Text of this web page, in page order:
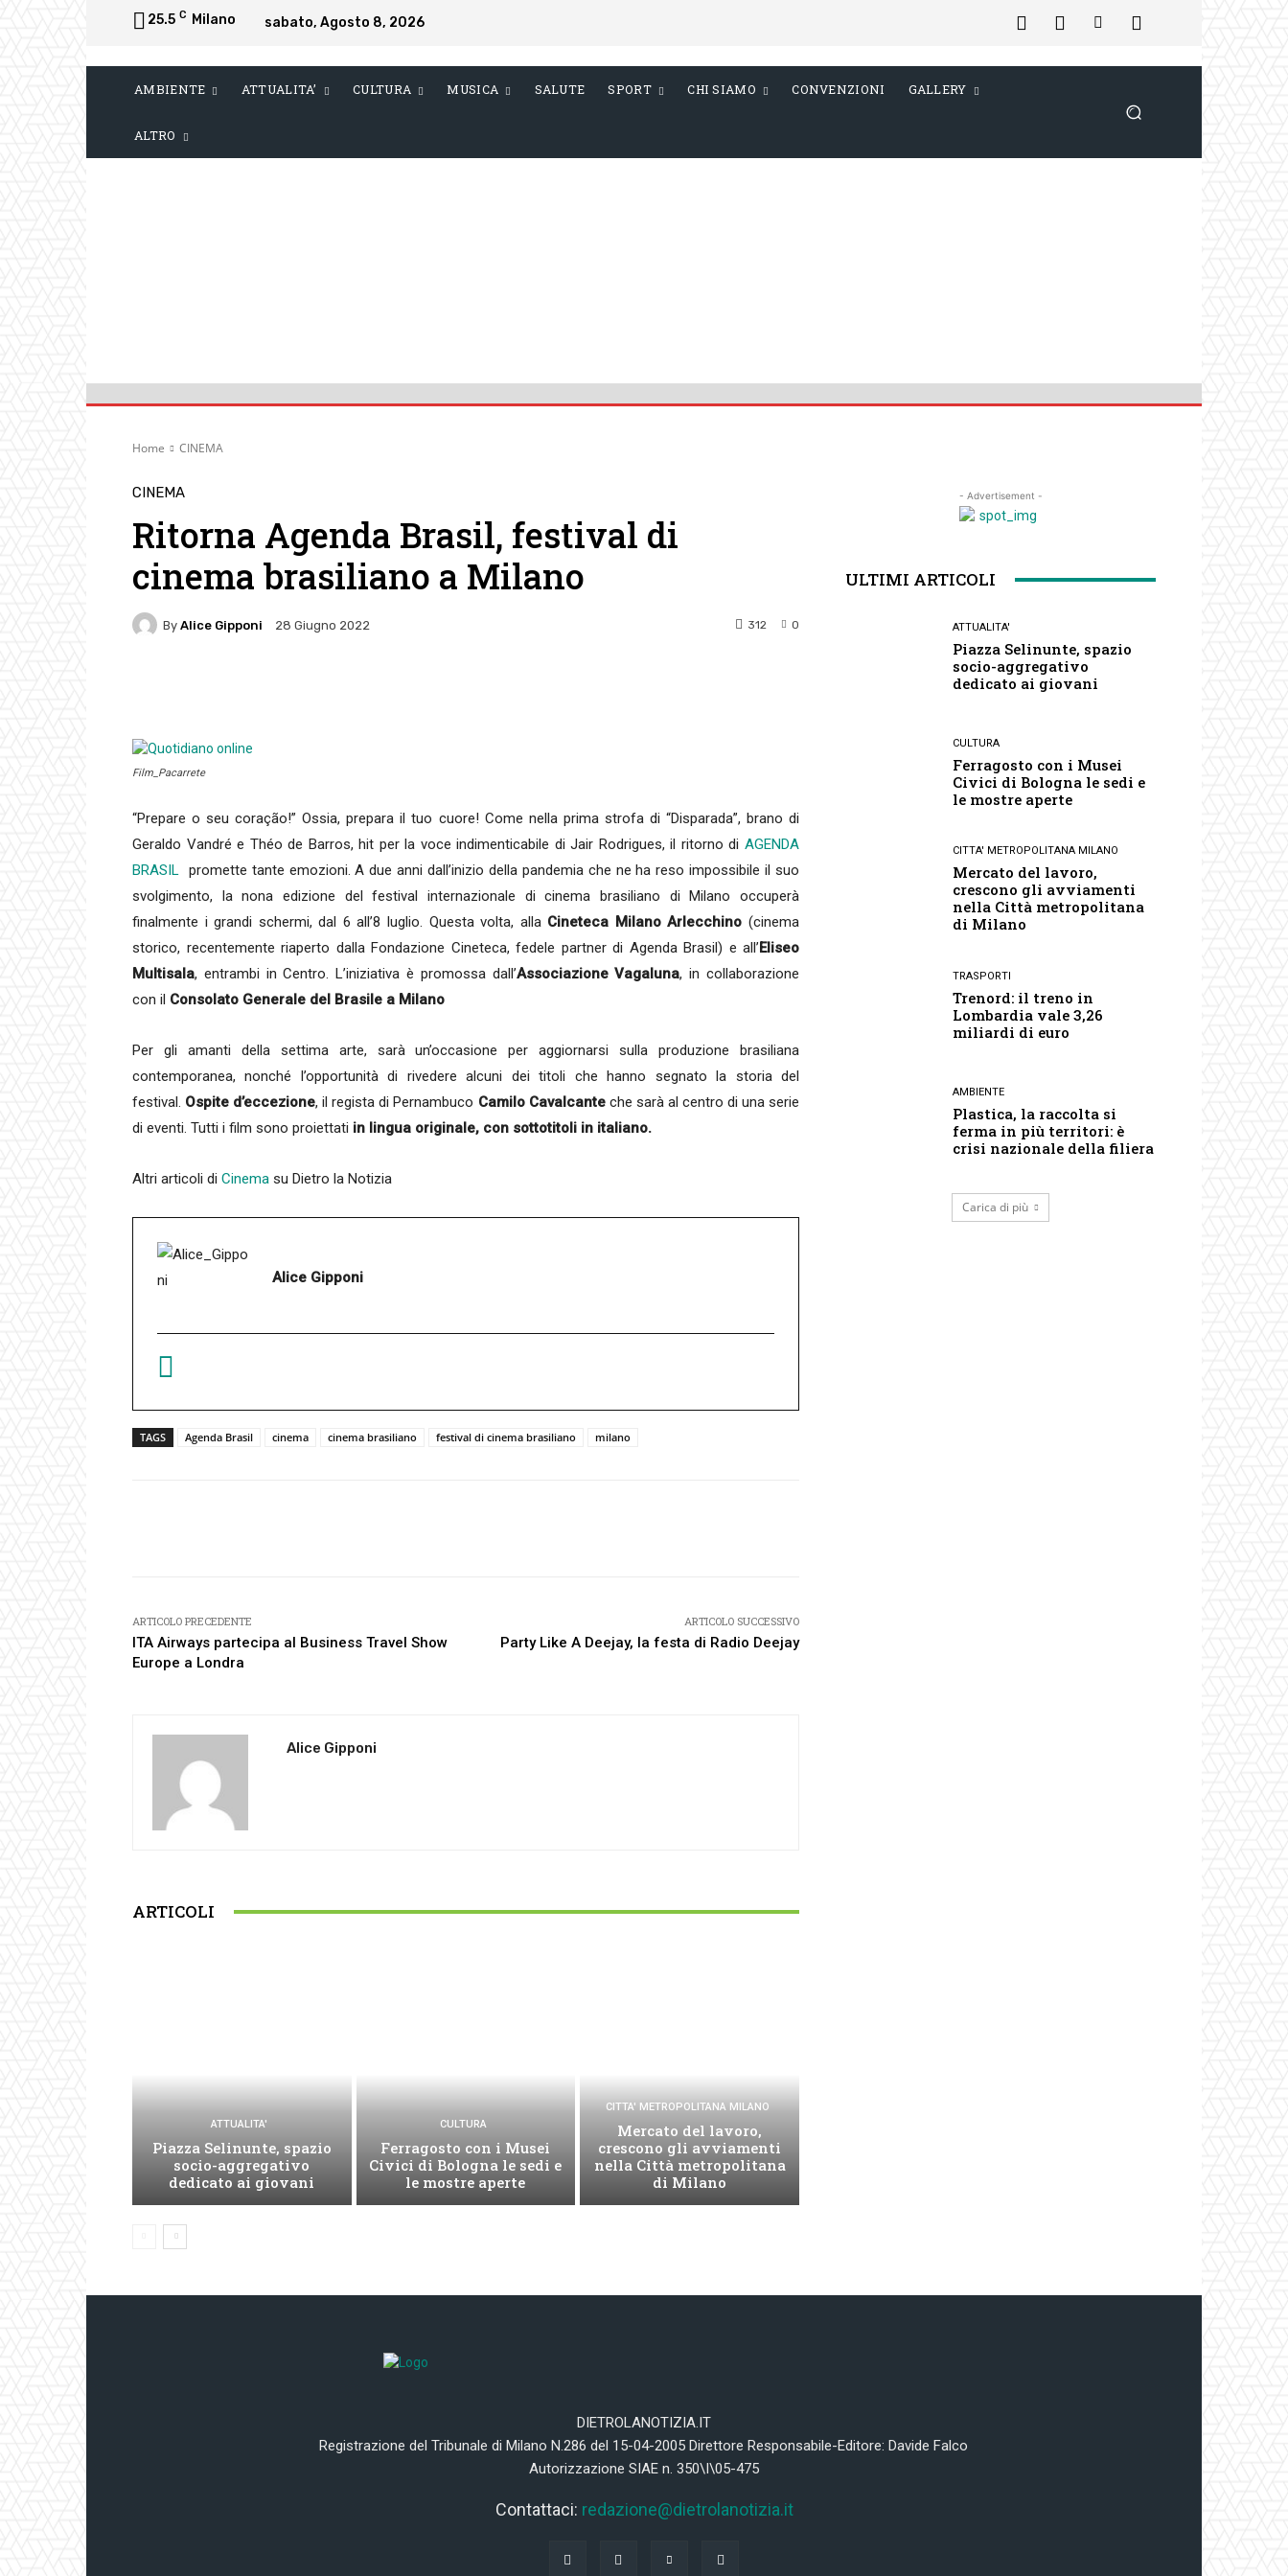
25.5 C Milano sabato, Agosto 8, 2026
AMBIENTE ATTUALITA’ CULTURA MUSICA SALUTE SPORT CHI SIAMO CONVENZIONI GALLERY
ALTRO
Home CINEMA
CINEMA
Ritorna Agenda Brasil, festival di
cinema brasiliano a Milano
By Alice Gipponi 28 Giugno 2022 0
312
Film_Pacarrete
“Prepare o seu coração!” Ossia, prepara il tuo cuore! Come nella prima strofa di “Disparada”, brano di
Geraldo Vandré e Théo de Barros, hit per la voce indimenticabile di Jair Rodrigues, il ritorno di AGENDA
BRASIL promette tante emozioni. A due anni dall’inizio della pandemia che ne ha reso impossibile il suo
svolgimento, la nona edizione del festival internazionale di cinema brasiliano di Milano occuperà
finalmente i grandi schermi, dal 6 all’8 luglio. Questa volta, alla Cineteca Milano Arlecchino (cinema
storico, recentemente riaperto dalla Fondazione Cineteca, fedele partner di Agenda Brasil) e all’Eliseo
Multisala, entrambi in Centro. L’iniziativa è promossa dall’Associazione Vagaluna, in collaborazione
con il Consolato Generale del Brasile a Milano
Per gli amanti della settima arte, sarà un’occasione per aggiornarsi sulla produzione brasiliana
contemporanea, nonché l’opportunità di rivedere alcuni dei titoli che hanno segnato la storia del
festival. Ospite d’eccezione, il regista di Pernambuco Camilo Cavalcanteche sarà al centro di una serie
di eventi. Tutti i film sono proiettati in lingua originale, con sottotitoli in italiano.
Altri articoli di Cinema su Dietro la Notizia
Alice Gipponi
TAGS Agenda Brasil cinema cinema brasiliano festival di cinema brasiliano milano
ARTICOLO PRECEDENTE
ITA Airways partecipa al Business Travel Show
Europe a Londra
ARTICOLO SUCCESSIVO
Party Like A Deejay, la festa di Radio Deejay
Alice Gipponi
ARTICOLI
ATTUALITA'
Piazza Selinunte, spazio
socio-aggregativo
dedicato ai giovani
CULTURA
Ferragosto con i Musei
Civici di Bologna le sedi e
le mostre aperte
CITTA' METROPOLITANA MILANO
Mercato del lavoro,
crescono gli avviamenti
nella Città metropolitana
di Milano
- Advertisement -
ULTIMI ARTICOLI
ATTUALITA'
Piazza Selinunte, spazio
socio-aggregativo
dedicato ai giovani
CULTURA
Ferragosto con i Musei
Civici di Bologna le sedi e
le mostre aperte
CITTA' METROPOLITANA MILANO
Mercato del lavoro,
crescono gli avviamenti
nella Città metropolitana
di Milano
TRASPORTI
Trenord: il treno in
Lombardia vale 3,26
miliardi di euro
AMBIENTE
Plastica, la raccolta si
ferma in più territori: è
crisi nazionale della filiera
Carica di più
DIETROLANOTIZIA.IT
Registrazione del Tribunale di Milano N.286 del 15-04-2005 Direttore Responsabile-Editore: Davide Falco
Autorizzazione SIAE n. 350\I\05-475
Contattaci: redazione@dietrolanotizia.it